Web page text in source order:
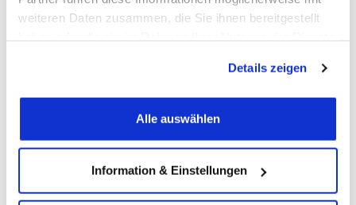
weiteren Daten zusammen, die Sie ihnen bereitgestellt
Details zeigen
Alle auswählen
Information & Einstellungen
Wir
Wir haben über die letzten 4
der Digitalisierung geholfen.
Fazit